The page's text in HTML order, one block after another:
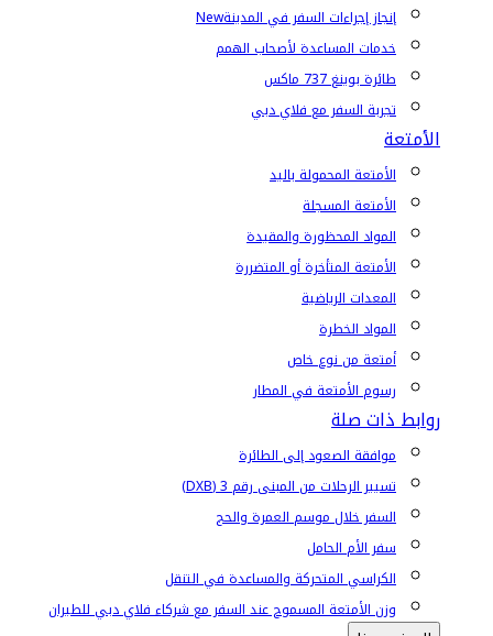
إنجاز إجراءات السفر في المدينةNew
خدمات المساعدة لأصحاب الهمم
طائرة بوينغ 737 ماكس
تجربة السفر مع فلاي دبي
الأمتعة
الأمتعة المحمولة باليد
الأمتعة المسجلة
المواد المحظورة والمقيدة
الأمتعة المتأخرة أو المتضررة
المعدات الرياضية
المواد الخطرة
أمتعة من نوع خاص
رسوم الأمتعة في المطار
روابط ذات صلة
موافقة الصعود إلى الطائرة
تسيير الرحلات من المبنى رقم 3 (DXB)
السفر خلال موسم العمرة والحج
سفر الأم الحامل
الكراسي المتحركة والمساعدة في التنقل
وزن الأمتعة المسموح عند السفر مع شركاء فلاي دبي للطيران